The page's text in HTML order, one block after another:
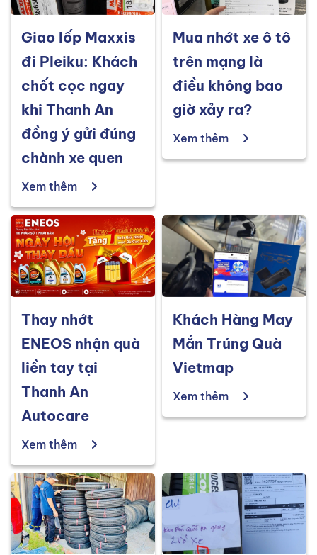
Giao lốp Maxxis
đi Pleiku: Khách
chốt cọc ngay
khi Thanh An
đồng ý gửi đúng
chành xe quen
Xem thêm
Mua nhớt xe ô tô
trên mạng là
điều không bao
giờ xảy ra?
Xem thêm
Thay nhớt
ENEOS nhận quà
liền tay tại
Thanh An
Autocare
Xem thêm
Khách Hàng May
Mắn Trúng Quà
Vietmap
Xem thêm